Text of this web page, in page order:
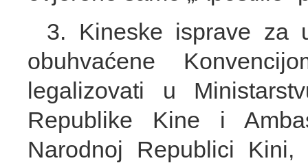
3. Kineske isprave za
obuhvaćene
legalizovati u
Republike Kine i
Narodnoj Republici